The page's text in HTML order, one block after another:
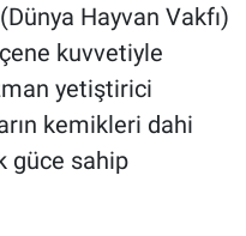
Hayvan Vakfı)
kuvvetiyle
yetiştirici
kemikleri dahi
güce sahip